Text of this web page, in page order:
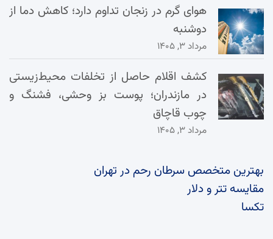
هوای گرم در زنجان تداوم دارد؛ کاهش دما از
دوشنبه
مرداد ۳, ۱۴۰۵
کشف اقلام حاصل از تخلفات محیط‌زیستی
در مازندران؛ پوست بز وحشی، فشنگ و
چوب قاچاق
مرداد ۳, ۱۴۰۵
بهترین متخصص سرطان رحم در تهران
مقایسه تتر و دلار
تکسا